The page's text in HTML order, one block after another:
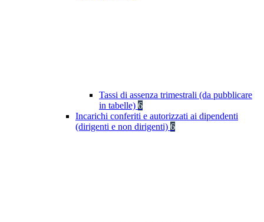
Tassi di assenza trimestrali (da pubblicare
in tabelle) 6
Incarichi conferiti e autorizzati ai dipendenti
(dirigenti e non dirigenti) 6